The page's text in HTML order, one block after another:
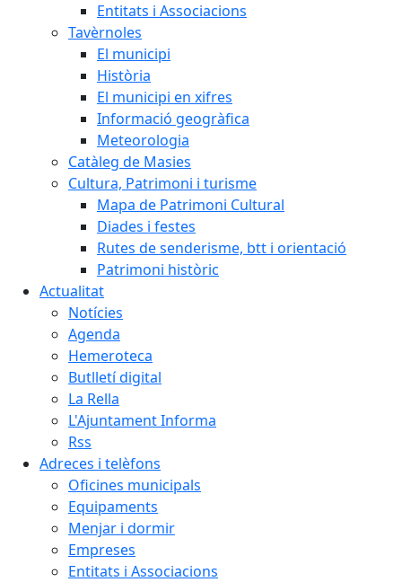
Entitats i Associacions
Tavèrnoles
El municipi
Història
El municipi en xifres
Informació geogràfica
Meteorologia
Catàleg de Masies
Cultura, Patrimoni i turisme
Mapa de Patrimoni Cultural
Diades i festes
Rutes de senderisme, btt i orientació
Patrimoni històric
Actualitat
Notícies
Agenda
Hemeroteca
Butlletí digital
La Rella
L'Ajuntament Informa
Rss
Adreces i telèfons
Oficines municipals
Equipaments
Menjar i dormir
Empreses
Entitats i Associacions